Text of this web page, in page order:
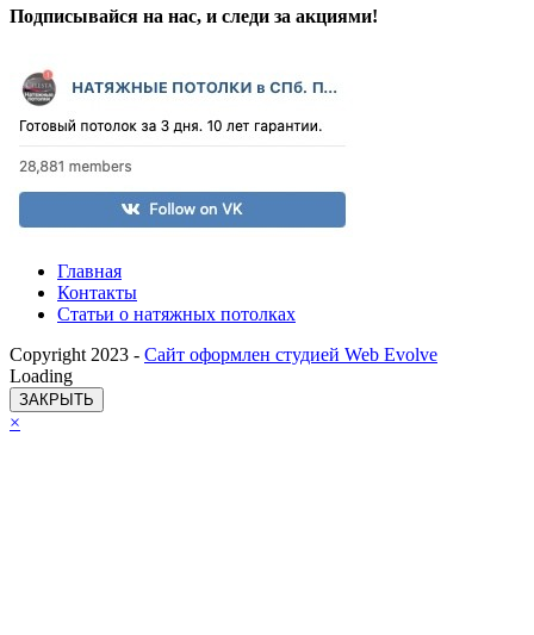
Подписывайся на нас, и следи за акциями!
Главная
Контакты
Статьи о натяжных потолках
Copyright 2023 - Сайт оформлен студией Web Evolve
Loading
ЗАКРЫТЬ
×